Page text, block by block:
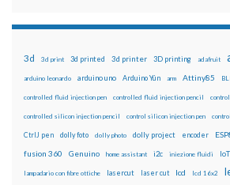
3d 3d print 3d printed 3d printer 3D printing adafruit
arduino leonardo arduino uno Arduino Yún arm Attiny85
controlled fluid injection pen controlled fluid injection pencil
controlled silicon injection pencil control silicon injection pen
CtrlJ pen dolly foto dolly photo dolly project encoder
fusion 360 Genuino home assistant i2c iniezione fluidi IoT
lampadario con fibre ottiche lasercut laser cut lcd lcd 16x2